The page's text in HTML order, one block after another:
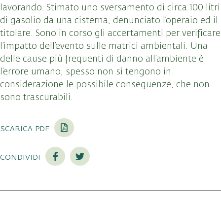
lavorando. Stimato uno sversamento di circa 100 litri
di gasolio da una cisterna, denunciato l’operaio ed il
titolare. Sono in corso gli accertamenti per verificare
l’impatto dell’evento sulle matrici ambientali. Una
delle cause più frequenti di danno all’ambiente è
l’errore umano, spesso non si tengono in
considerazione le possibile conseguenze, che non
sono trascurabili.
scarica pdf
condividi